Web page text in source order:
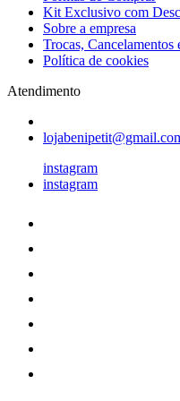
Kit Exclusivo com
Sobre a empresa
Trocas, Cancelamentos
Política de cookies
Atendimento
instagram
instagram